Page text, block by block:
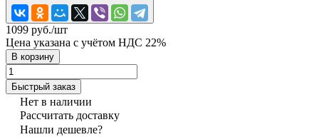
1099 руб./шт
Цена указана с учётом НДС 22%
В корзину
Быстрый заказ
Нет в наличии
Рассчитать доставку
Нашли дешевле?